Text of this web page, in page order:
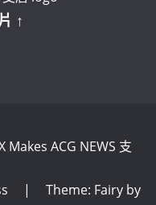
↑
ACG NEWS 支
|
Theme: Fairy by